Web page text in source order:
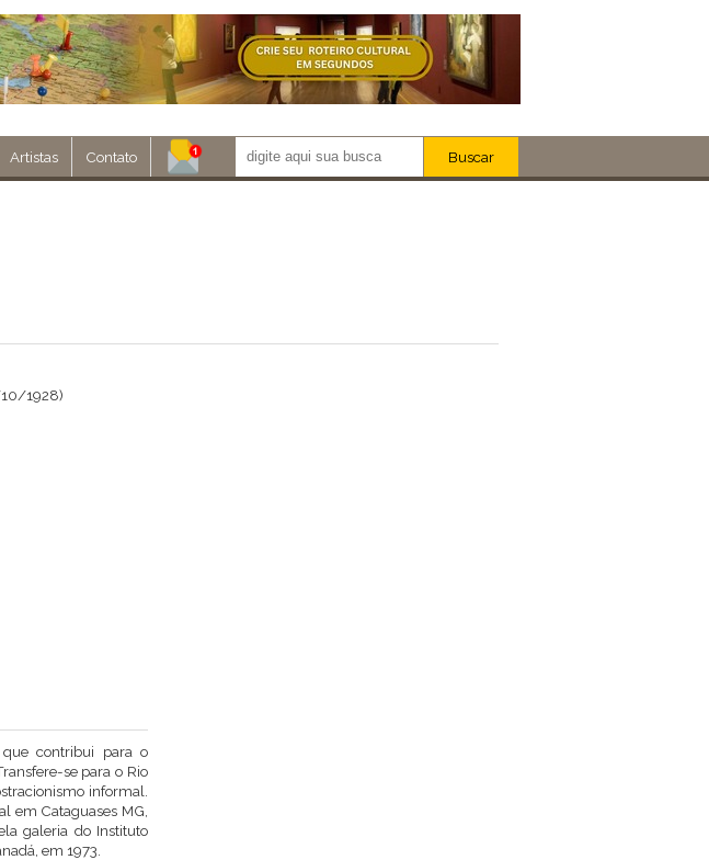
Artistas Contato Buscar
1928)
que contribui para o
se para o Rio
informal.
em Cataguases MG,
galeria do Instituto
em 1973.